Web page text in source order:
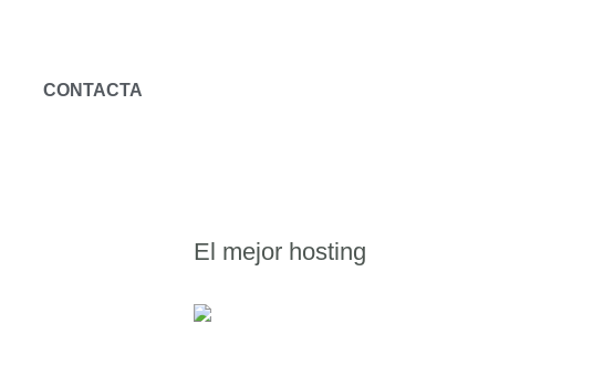
CONTACTA
El mejor hosting